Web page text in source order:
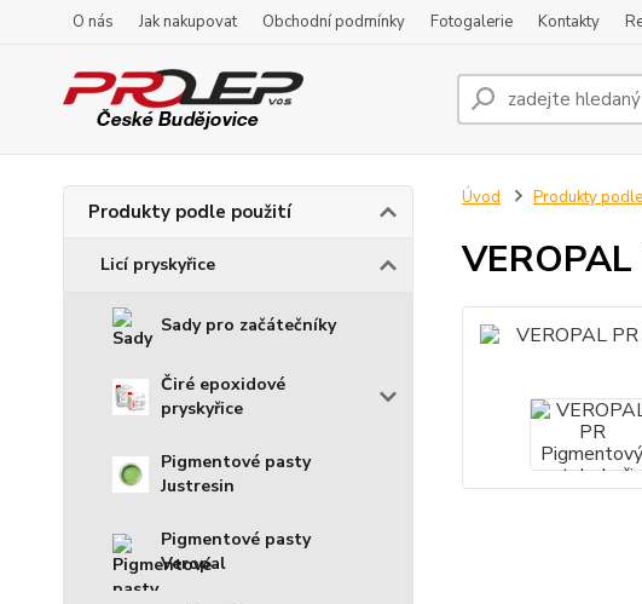
O nás Jak nakupovat Obchodní podmínky Fotogalerie Kontakty
Produkty podle použití
Licí pryskyřice
Sady pro začátečníky
Čiré epoxidové
pryskyřice
Pigmentové pasty
Justresin
Pigmentové pasty
Veropal
Úvod Produkty